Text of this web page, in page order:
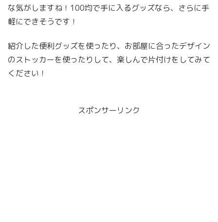
な気がしますね！100均で手に入るグッズなら、さらに手
軽にできそうです！
紹介した便利グッズを使ったり、お部屋に合ったデザイン
のストッカーを使ったりして、楽しんで片付けをしてみて
ください！
スポンサーリンク